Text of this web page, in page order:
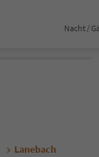
Nacht /
Lanebach